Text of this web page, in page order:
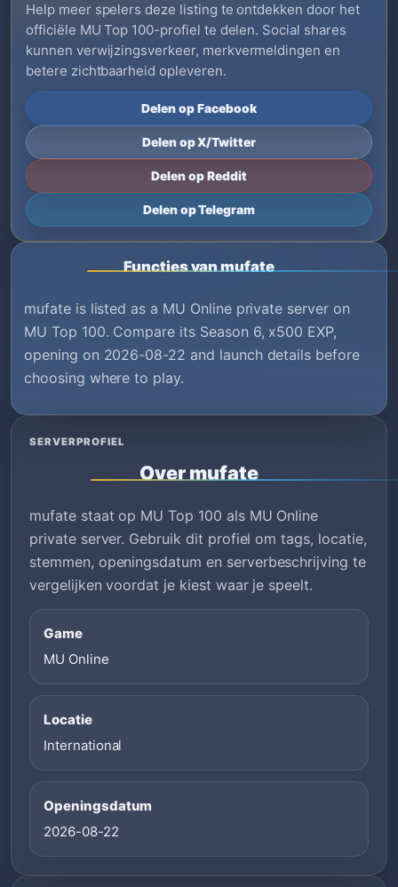
Help meer spelers deze listing te ontdekken door het
officiële MU Top 100-profiel te delen. Social shares
kunnen verwijzingsverkeer, merkvermeldingen en
betere zichtbaarheid opleveren.
Delen op Facebook
Delen op X/Twitter
Delen op Reddit
Delen op Telegram
Functies van mufate
mufate is listed as a MU Online private server on
MU Top 100. Compare its Season 6, x500 EXP,
opening on 2026-08-22 and launch details before
choosing where to play.
SERVERPROFIEL
Over mufate
mufate staat op MU Top 100 als MU Online
private server. Gebruik dit profiel om tags, locatie,
stemmen, openingsdatum en serverbeschrijving te
vergelijken voordat je kiest waar je speelt.
Game
MU Online
Locatie
International
Openingsdatum
2026-08-22